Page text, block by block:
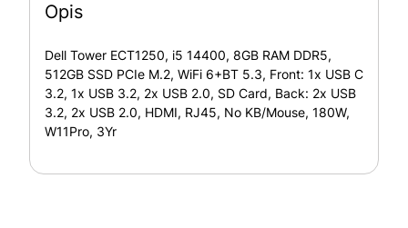
Opis
Dell Tower ECT1250, i5 14400, 8GB RAM DDR5,
512GB SSD PCIe M.2, WiFi 6+BT 5.3, Front: 1x USB C
3.2, 1x USB 3.2, 2x USB 2.0, SD Card, Back: 2x USB
3.2, 2x USB 2.0, HDMI, RJ45, No KB/Mouse, 180W,
W11Pro, 3Yr